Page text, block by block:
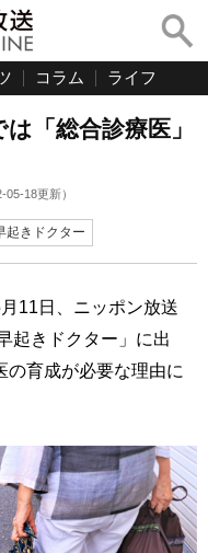
コラム ライフ
「総合診療医」
05-18更新）
きドクター
11日、ニッポン放送
起きドクター」に出
の育成が必要な理由に